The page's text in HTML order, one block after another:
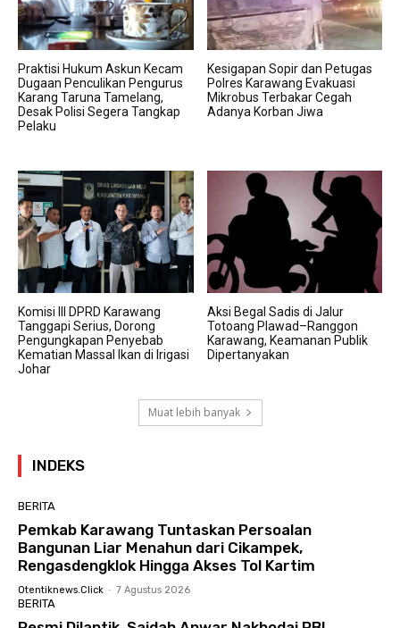
Praktisi Hukum Askun Kecam
Dugaan Penculikan Pengurus
Karang Taruna Tamelang,
Desak Polisi Segera Tangkap
Pelaku
Kesigapan Sopir dan Petugas
Polres Karawang Evakuasi
Mikrobus Terbakar Cegah
Adanya Korban Jiwa
Komisi III DPRD Karawang
Tanggapi Serius, Dorong
Pengungkapan Penyebab
Kematian Massal Ikan di Irigasi
Johar
Aksi Begal Sadis di Jalur
Totoang Plawad–Ranggon
Karawang, Keamanan Publik
Dipertanyakan
Muat lebih banyak
INDEKS
BERITA
Pemkab Karawang Tuntaskan Persoalan
Bangunan Liar Menahun dari Cikampek,
Rengasdengklok Hingga Akses Tol Kartim
Otentiknews.click - 7 Agustus 2026
BERITA